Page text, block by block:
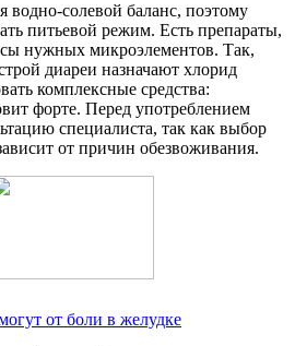
водно-солевой баланс, поэтому
питьевой режим. Есть препараты,
нужных микроэлементов. Так,
диареи назначают хлорид
комплексные средства:
форте. Перед употреблением
специалиста, так как выбор
от причин обезвоживания.
от боли в желудке